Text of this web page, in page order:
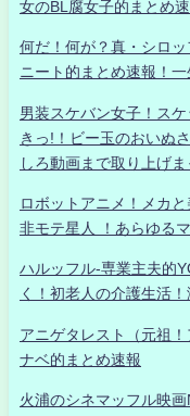
女のBL腐女子的まとめ
何だ！何が？真・シ
ニート的まとめ速報！一
男装スケバン女子！ス
きっ!！ビー玉のおいぬ
しろ動画まで取り上げま
ロボットアニメ！メカ
非モテ星人 ！あらゆる
ハルッフル-専業主夫的
く！初老人の介護生活
アニゲタレスト（元祖
ナベ的まとめ速報
火浦のシネマッフル映